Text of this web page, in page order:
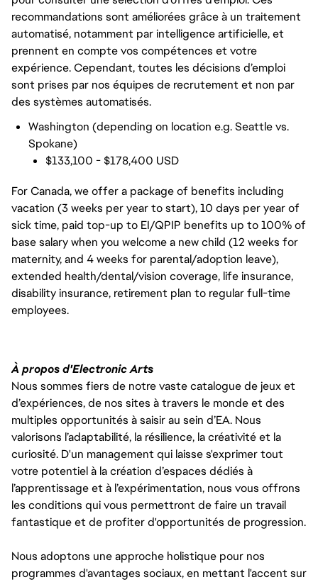
recommandations sont améliorées grâce à un traitement
automatisé, notamment par intelligence artificielle, et
prennent en compte vos compétences et votre
expérience. Cependant, toutes les décisions d’emploi
sont prises par nos équipes de recrutement et non par
des systèmes automatisés.
Washington (depending on location e.g. Seattle vs.
Spokane)
$133,100 - $178,400 USD
For Canada, we offer a package of benefits including
vacation (3 weeks per year to start), 10 days per year of
sick time, paid top-up to EI/QPIP benefits up to 100% of
base salary when you welcome a new child (12 weeks for
maternity, and 4 weeks for parental/adoption leave),
extended health/dental/vision coverage, life insurance,
disability insurance, retirement plan to regular full-time
employees.
À propos d'Electronic Arts
Nous sommes fiers de notre vaste catalogue de jeux et
d’expériences, de nos sites à travers le monde et des
multiples opportunités à saisir au sein d’EA. Nous
valorisons l’adaptabilité, la résilience, la créativité et la
curiosité. D'un management qui laisse s'exprimer tout
votre potentiel à la création d’espaces dédiés à
l’apprentissage et à l’expérimentation, nous vous offrons
les conditions qui vous permettront de faire un travail
fantastique et de profiter d'opportunités de progression.
Nous adoptons une approche holistique pour nos
programmes d'avantages sociaux, en mettant l'accent sur